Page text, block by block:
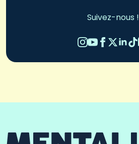
Suivez-nous !